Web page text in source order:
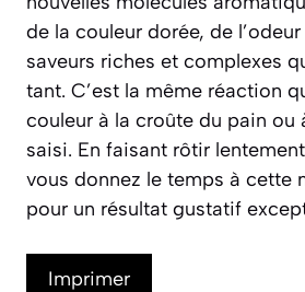
de la couleur dorée, de
saveurs riches et complexes
tant. C’est la même réaction
couleur à la croûte du pain ou
saisi. En faisant rôtir
vous donnez le temps à cette
pour un résultat gustatif
Imprimer